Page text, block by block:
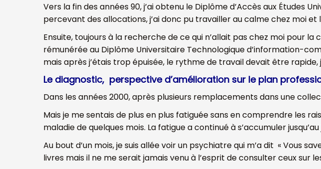
Vers la fin des années 90, j’ai obtenu le Diplôme d’Accès aux Études
percevant des allocations, j’ai donc pu travailler au calme chez moi
Ensuite, toujours à la recherche de ce qui n’allait pas chez moi pour
rémunérée au Diplôme Universitaire Technologique d’information-
mais après j’étais trop épuisée, le rythme de travail devait être
Le diagnostic, perspective d’amélioration sur le plan
Dans les années 2000, après plusieurs remplacements dans une
Mais je me sentais de plus en plus fatiguée sans en comprendre les
maladie de quelques mois. La fatigue a continué à s’accumuler
Au bout d’un mois, je suis allée voir un psychiatre qui m’a dit « Vous
livres mais il ne me serait jamais venu à l’esprit de consulter ceux sur